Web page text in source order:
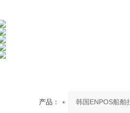
产品：